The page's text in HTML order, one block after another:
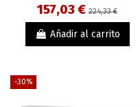
157,03 € 224,33 €
Añadir al carrito
-30%